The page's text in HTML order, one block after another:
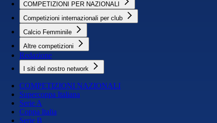
COMPETIZIONI PER NAZIONALI
Competizioni internazionali per club
Calcio Femminile
Altre competizioni
Redazione
I siti del nostro network
COMPETIZIONI NAZIONALI
Supercoppa Italiana
Serie A
Coppa Italia
Serie B